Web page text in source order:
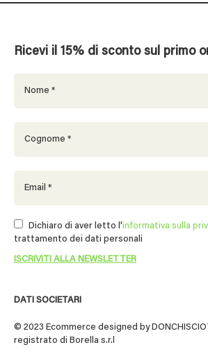
DATI SOCIETARI
© 2023 Ecommerce designed by
registrato di Borella s.r.l
Ricevi il 15% di sconto sul primo
Dichiaro di aver letto l'informativa sulla
trattamento dei dati personali